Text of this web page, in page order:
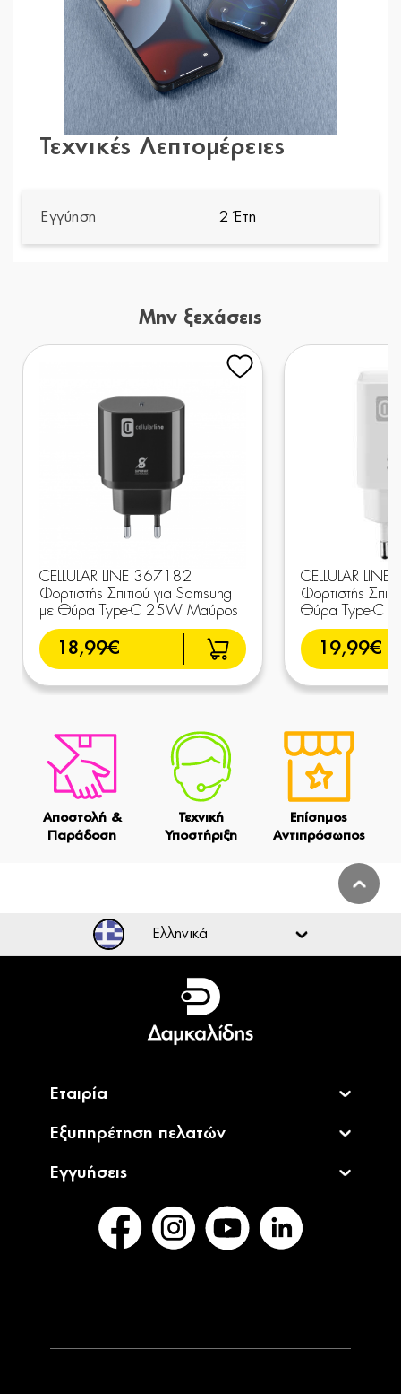
Τεχνικές Λεπτομέρειες
Εγγύηση 2 Έτη
Μην ξεχάσεις
CELLULAR LINE 367182
Φορτιστής Σπιτιού για Samsung
με Θύρα Type-C 25W Μαύρος
18,99€
CELLULAR
Φορτιστής
Θύρα Type-C
19,99€
Αποστολή &
Παράδοση
Τεχνική
Υποστήριξη
Επίσημος
Αντιπρόσωπος
Ελληνικά
Ελληνικά
English
Εταιρία
Εξυπηρέτηση πελατών
Εγγυήσεις